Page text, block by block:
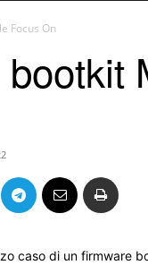
Focus On
caso di un firmware